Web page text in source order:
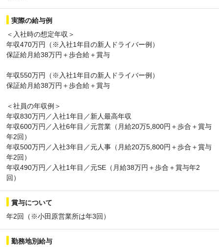
実際の給与例
＜入社時の想定年収＞
年収470万円（※入社1年目の新人ドライバー例）
保証給月給38万円＋歩合給＋賞与
年収550万円（※入社1年目の新人ドライバー例）
保証給月給38万円＋歩合給＋賞与
＜社員の年収例＞
年収830万円／入社1年目／新人最高年収
年収600万円／入社6年目／元営業（月給20万5,800円＋歩合＋賞与
年2回）
年収500万円／入社3年目／元人事（月給20万5,800円＋歩合＋賞与
年2回）
年収490万円／入社1年目／元SE（月給38万円＋歩合＋賞与年2
回）
賞与について
年2回（※小田原営業所は年3回）
勤務地別給与